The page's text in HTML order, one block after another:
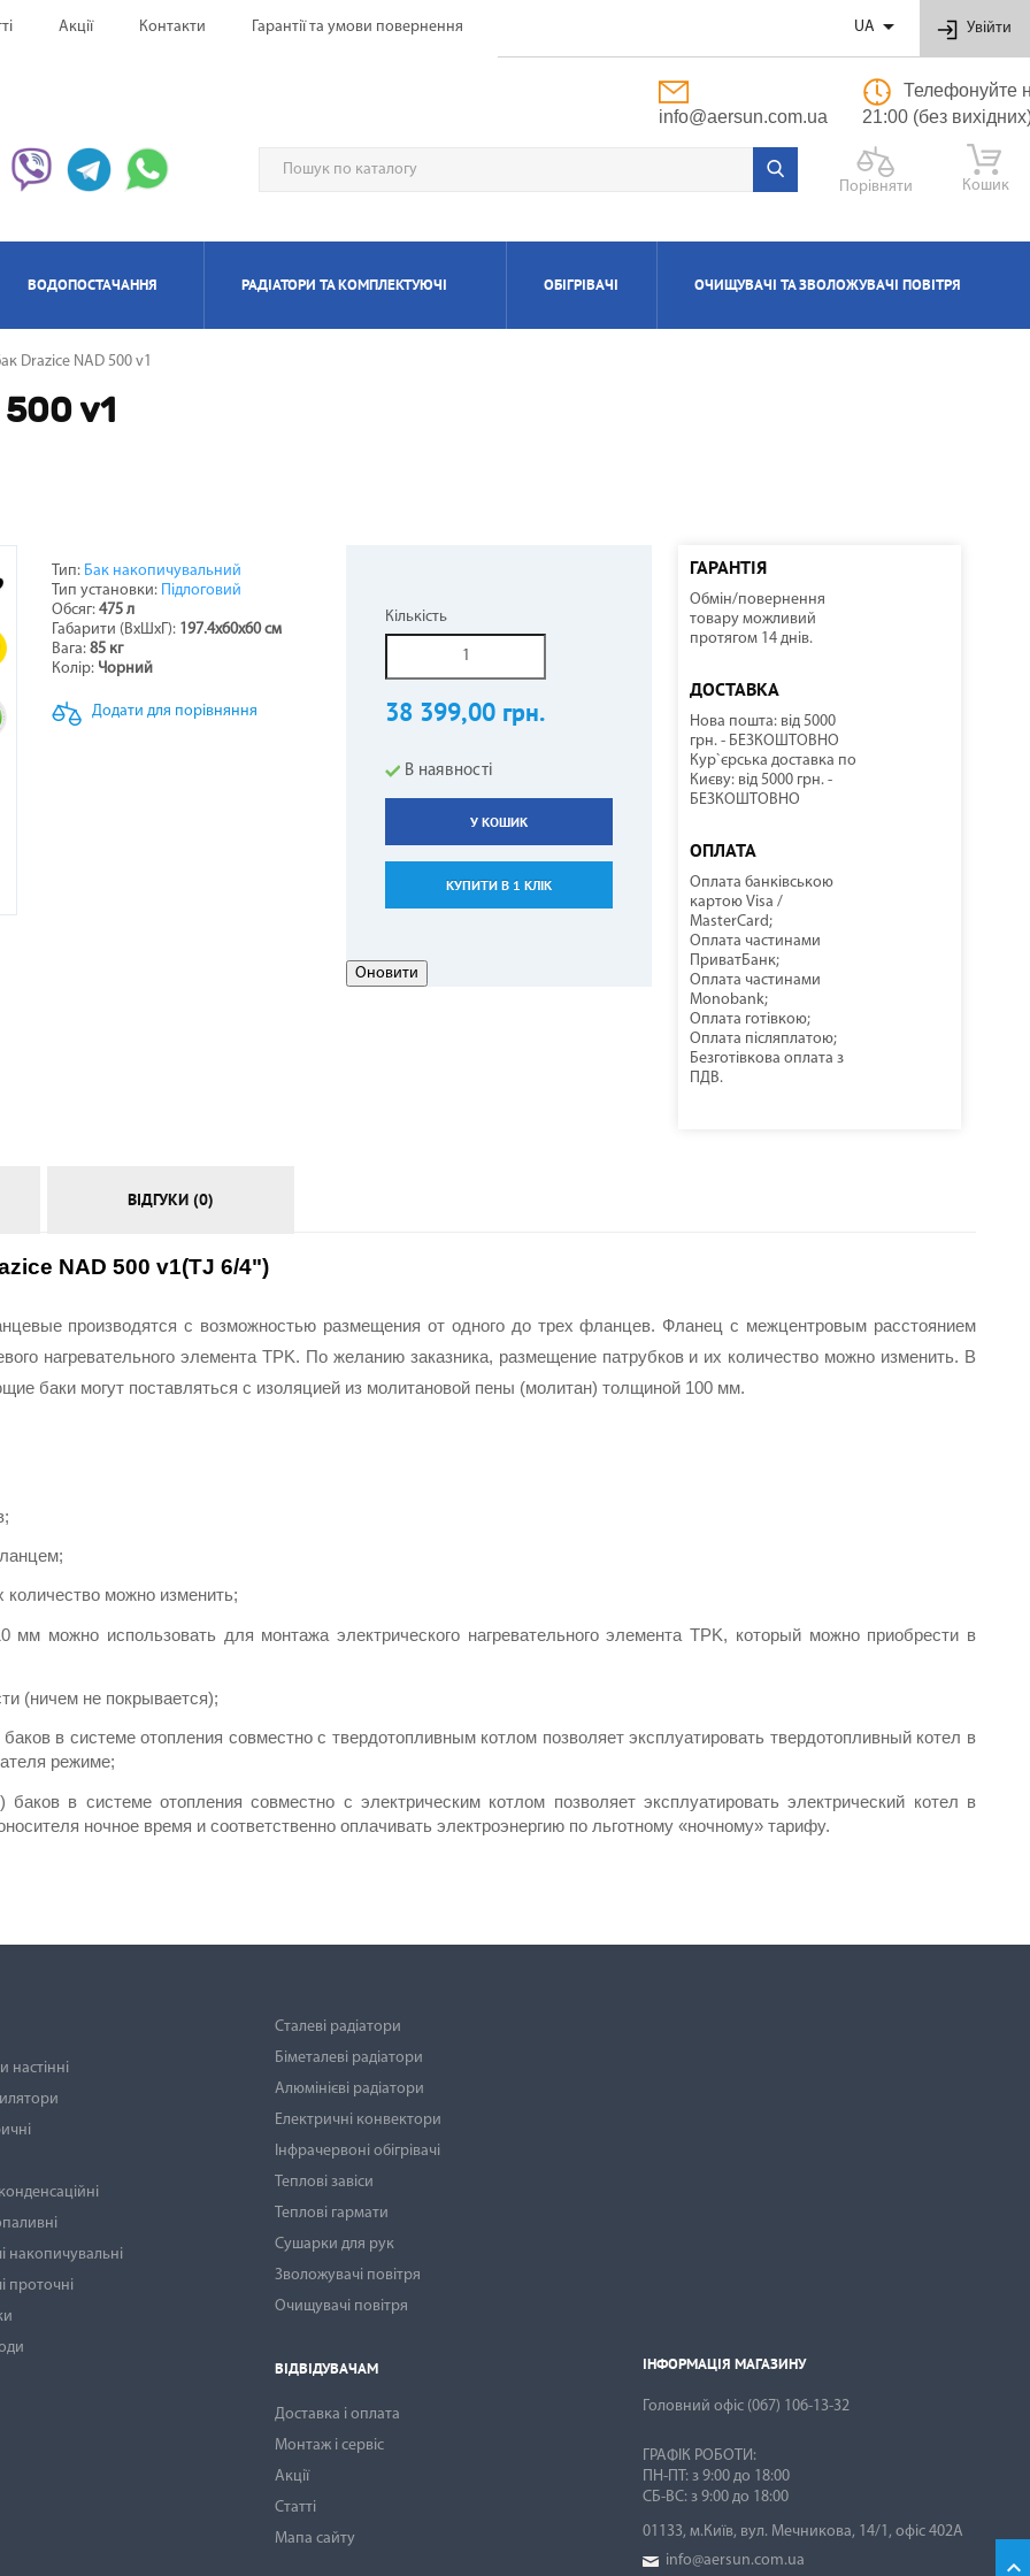
Акції Контакти Гарантії та умови повернення UA  Увійти
info@aersun.com.ua
Телефонуйте
21:00 (без
Порівняти Кошик
НАПОЛЬНО-СТЕЛЬОВІ КОМПРЕСОРНО-КОНДЕНСАТОРНІ БЛОКИ
ЖАРОТРУБНІ СОНЯЧНІ КОЛЕКТОРИ
ВОДОПОСТАЧАННЯ
ДО БОЙЛЕРІВ -
ВОДОНАГРІВАЧІВ
КУЛЕРИ ДЛЯ ВОДИ
РАДІАТОРИ ТА КОМПЛЕКТУЮЧІ ОБІГРІВАЧІ
ОБІГРІВАЧІ UFO
ЗАВІСИ ТЕПЛОВІ ГАРМАТИ
ОЧИЩУВАЧІ ТА ЗВОЛОЖУВАЧІ ПОВІТРЯ
Drazice NAD 500 v1
v1
Тип: Бак накопичувальний
Тип установки: Підлоговий
Обсяг: 475 л
Габарити (ВхШхГ): 197.4х60х60 см
Вага: 85 кг
Колір: Чорний
Додати для порівняння
Кількість
38 399,00 грн.
В наявності
У КОШИК
КУПИТИ В 1 КЛІК
ГАРАНТІЯ
Обмін/повернення
товару можливий
протягом 14 днів.
ДОСТАВКА
Нова пошта: від 5000
грн. - БЕЗКОШТОВНО
Кур`єрська доставка по
Києву: від 5000 грн. -
БЕЗКОШТОВНО
ОПЛАТА
Оплата банківською
картою Visa /
MasterCard;
Оплата частинами
ПриватБанк;
Оплата частинами
Monobank;
Оплата готівкою;
Оплата післяплатою;
Безготівкова оплата з
ПДВ.
ВІДГУКИ (0)
NAD 500 v1(TJ 6/4")
производятся с возможностью размещения от одного до трех фланцев. Фланец с межцентровым расстоянием
нагревательного элемента TPK. По желанию заказника, размещение патрубков и их количество можно изменить. В
баки могут поставляться с изоляцией из молитановой пены (молитан) толщиной 100 мм.
можно изменить;
можно использовать для монтажа электрического нагревательного элемента TPK, который можно приобрести в
(ничем не покрывается);
в системе отопления совместно с твердотопливным котлом позволяет эксплуатировать твердотопливный котел в
режиме;
в системе отопления совместно с электрическим котлом позволяет эксплуатировать электрический котел в
ночное время и соответственно оплачивать электроэнергию по льготному «ночному» тарифу.

настінні
накопичувальні
проточні
Сталеві радіатори
Біметалеві радіатори
Алюмінієві радіатори
Електричні конвектори
Інфрачервоні обігрівачі
Теплові завіси
Теплові гармати
Сушарки для рук
Зволожувачі повітря
Очищувачі повітря
ВІДВІДУВАЧАМ
Доставка і оплата
Монтаж і сервіс
Акції
Статті
Мапа сайту
ІНФОРМАЦІЯ МАГАЗИНУ
Головний офіс (067) 106-13-32
ГРАФІК РОБОТИ:
ПН-ПТ: з 9:00 до 18:00
СБ-ВС: з 9:00 до 18:00
01133, м.Київ, вул. Мечникова, 14/1, офіс 402А
info@aersun.com.ua
ІНФОРМАЦІЯ МАГАЗИНУ